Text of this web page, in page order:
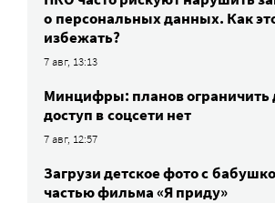
о персональных данных. Как
избежать?
7 авг, 13:13
Минцифры: планов ограничить
доступ в соцсети нет
7 авг, 12:57
Загрузи детское фото с
частью фильма «Я приду»